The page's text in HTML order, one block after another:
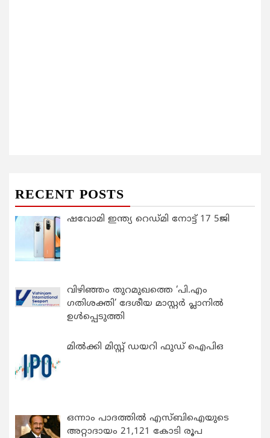
RECENT POSTS
ഷവോമി ഇന്ത്യ റെഡ്മി നോട്ട് 17 5ജി
വിഴിഞ്ഞം തുറമുഖത്തെ ‘പി.എം
ഗതിശക്തി’ ദേശീയ മാസ്റ്റർ പ്ലാനിൽ
ഉൾപ്പെടുത്തി
മിൽക്കി മിസ്റ്റ് ഡയറി ഫുഡ് ഐപിഒ
ഒന്നാം പാദത്തിൽ എസ്ബിഐയുടെ
അറ്റാദായം 21,121 കോടി രൂപ